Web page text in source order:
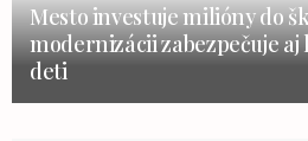
Mesto investuje milióny do
modernizácii zabezpečuje
deti